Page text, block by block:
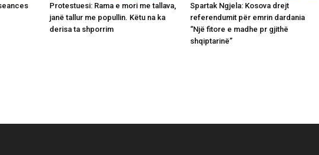
Protestuesi: Rama e mori me tallava,
janë tallur me popullin. Këtu na ka
derisa ta shporrim
Spartak Ngjela: Kosova drejt
referendumit për emrin dardania
“Një fitore e madhe pr gjithë
shqiptarinë”